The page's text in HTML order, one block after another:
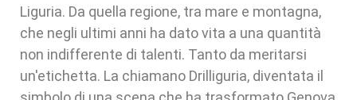
Liguria. Da quella regione, tra mare e montagna,
che negli ultimi anni ha dato vita a una quantità
non indifferente di talenti. Tanto da meritarsi
un'etichetta. La chiamano Drilliguria, diventata il